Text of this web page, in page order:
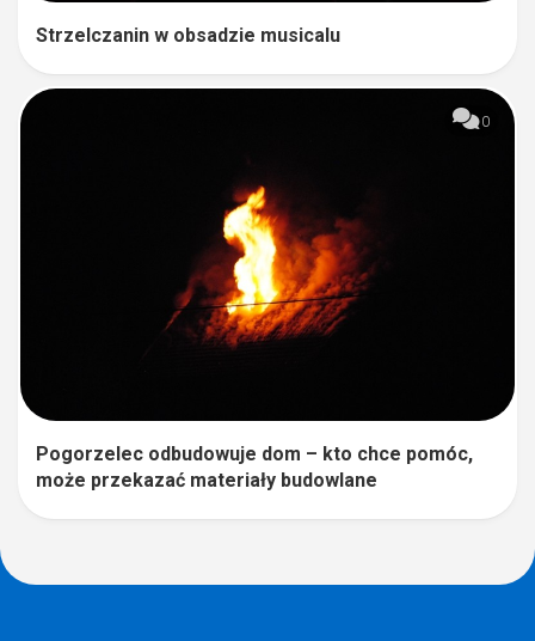
Strzelczanin w obsadzie musicalu
0
Pogorzelec odbudowuje dom – kto chce pomóc,
może przekazać materiały budowlane